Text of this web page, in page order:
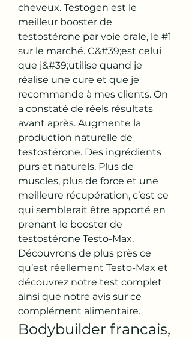
cheveux. Testogen est le
meilleur booster de
testostérone par voie orale, le #1
sur le marché. C&#39;est celui
que j&#39;utilise quand je
réalise une cure et que je
recommande à mes clients. On
a constaté de réels résultats
avant après. Augmente la
production naturelle de
testostérone. Des ingrédients
purs et naturels. Plus de
muscles, plus de force et une
meilleure récupération, c’est ce
qui semblerait être apporté en
prenant le booster de
testostérone Testo-Max.
Découvrons de plus près ce
qu’est réellement Testo-Max et
découvrez notre test complet
ainsi que notre avis sur ce
complément alimentaire.
Bodybuilder francais,